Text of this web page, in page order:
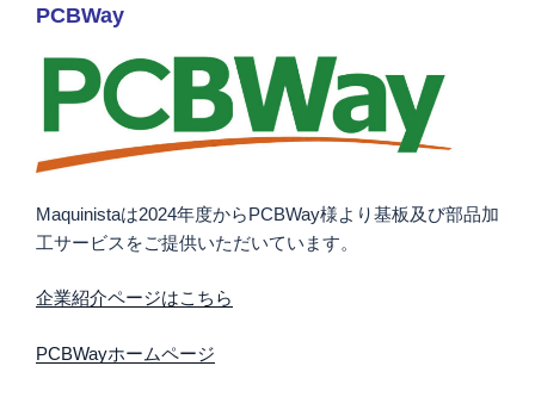
PCBWay
Maquinistaは2024年度からPCBWay様より基板及び部品加
工サービスをご提供いただいています。
企業紹介ページはこちら
PCBWayホームページ